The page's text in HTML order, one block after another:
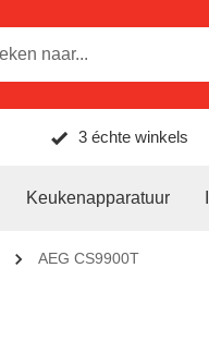
3 échte winkels
Keukenapparatuur
AEG CS9900T